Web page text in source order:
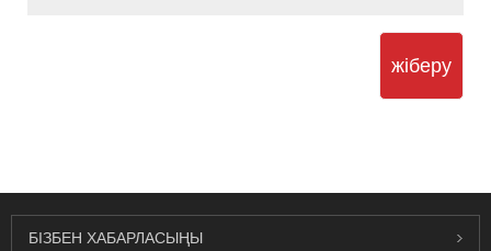
жіберу
БІЗБЕН ХАБАРЛАСЫҢЫ